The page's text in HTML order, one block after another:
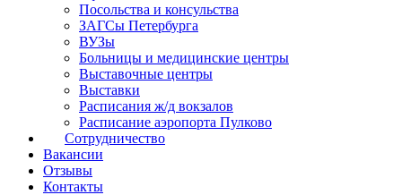
Посольства и консульства
ЗАГСы Петербурга
ВУЗы
Больницы и медицинские центры
Выставочные центры
Выставки
Расписания ж/д вокзалов
Расписание аэропорта Пулково
Сотрудничество
Вакансии
Отзывы
Контакты